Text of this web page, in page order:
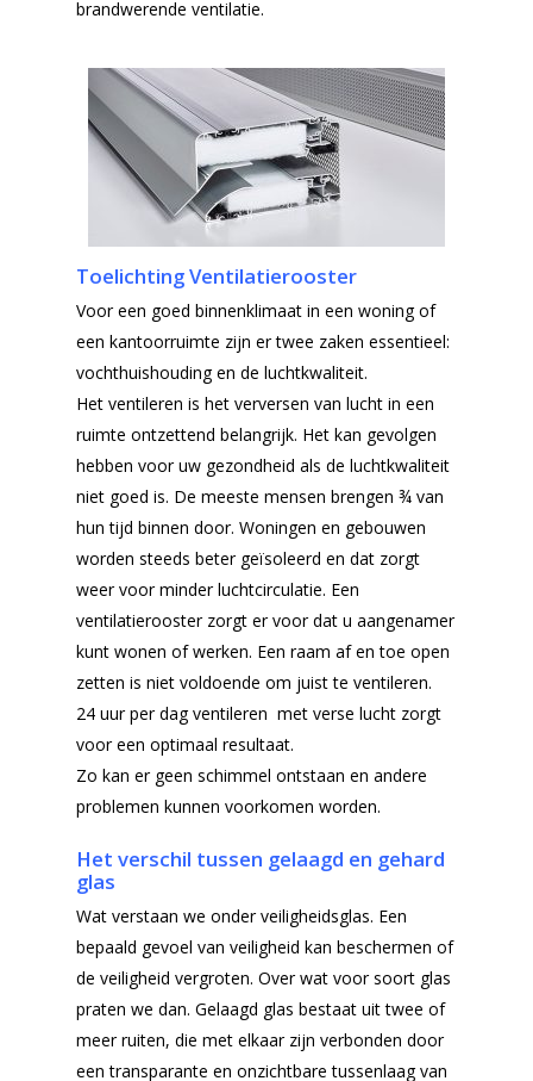
brandwerende ventilatie.
Toelichting Ventilatierooster
Voor een goed binnenklimaat in een woning of
een kantoorruimte zijn er twee zaken essentieel:
vochthuishouding en de luchtkwaliteit.
Het ventileren is het verversen van lucht in een
ruimte ontzettend belangrijk. Het kan gevolgen
hebben voor uw gezondheid als de luchtkwaliteit
niet goed is. De meeste mensen brengen ¾ van
hun tijd binnen door. Woningen en gebouwen
worden steeds beter geïsoleerd en dat zorgt
weer voor minder luchtcirculatie. Een
ventilatierooster zorgt er voor dat u aangenamer
kunt wonen of werken. Een raam af en toe open
zetten is niet voldoende om juist te ventileren.
24 uur per dag ventileren met verse lucht zorgt
voor een optimaal resultaat.
Zo kan er geen schimmel ontstaan en andere
problemen kunnen voorkomen worden.
Het verschil tussen gelaagd en gehard
glas
Wat verstaan we onder veiligheidsglas. Een
bepaald gevoel van veiligheid kan beschermen of
de veiligheid vergroten. Over wat voor soort glas
praten we dan. Gelaagd glas bestaat uit twee of
meer ruiten, die met elkaar zijn verbonden door
een transparante en onzichtbare tussenlaag van
Producten
Dubbelglas
Gelaagd glas
Gehard glas
Enkelglas
Glas in lood
Offerteformulier
Subsidie glas
Projecten
Algemene